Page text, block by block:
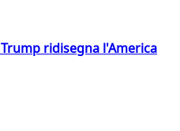
ridisegna l'America